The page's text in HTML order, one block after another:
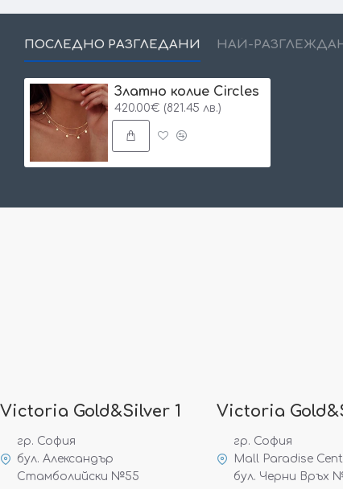
ПОСЛЕДНО РАЗГЛЕДАНИ НАЙ-
Златно колие Circles
420.00€ (821.45 лв.)
Victoria Gold&Silver 1
гр. София
бул. Александър
Стамболийски №55
Victoria
гр. София
Mall Paradise
бул. Черни Връх